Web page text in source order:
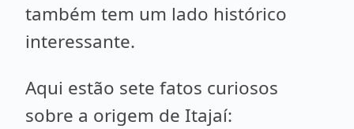
também tem um lado histórico
interessante.
Aqui estão sete fatos curiosos
sobre a origem de Itajaí: